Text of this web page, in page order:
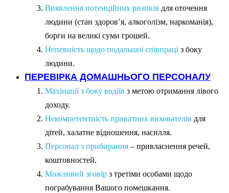
Виявлення потенційних ризиків для оточення
людини (стан здоров’я, алкоголізм, наркоманія),
борги на великі суми грошей.
Непевність щодо подальшої співпраці з боку
людини.
ПЕРЕВІРКА ДОМАШНЬОГО ПЕРСОНАЛУ
Махінації з боку водіїв з метою отримання лівого
доходу.
Некомпетентність приватних вихователів для
дітей, халатне відношення, насилля.
Персонал з прибирання – привласнення речей,
коштовностей.
Можливий зговір з третіми особами щодо
пограбування Вашого помешкання.